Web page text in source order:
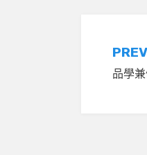
文
章
PREV
品學